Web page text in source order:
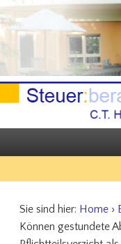
Sie steuern, wir beraten
Sie sind hier: Home›
Können gestundete